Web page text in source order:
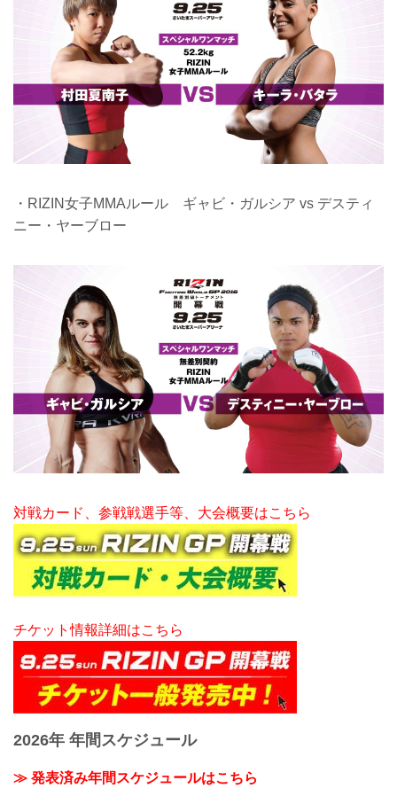
・RIZIN女子MMAルール ギャビ・ガルシア vs デスティ
ニー・ヤーブロー
対戦カード、参戦戦選手等、大会概要はこちら
チケット情報詳細はこちら
2026年 年間スケジュール
≫ 発表済み年間スケジュールはこちら